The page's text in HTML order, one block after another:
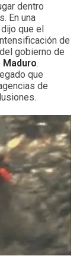
dentro
En una
que el
de
gobierno de
Maduro.
que
de